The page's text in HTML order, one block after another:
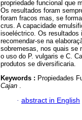
propriedade funcional que
Os resultados foram
foram fracos mas, se
crus. A capacidade
isoeléctrico. Os resultados
recomendar-se na
sobremesas, nos quais se
o uso do P. vulgaris e C.
produtos se diversificaria.
Keywords : Propiedades
Cajan .
· abstract in English